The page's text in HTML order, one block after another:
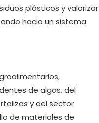
plásticos y valorizar
hacia un sistema
de algas, del
y del sector
de materiales de